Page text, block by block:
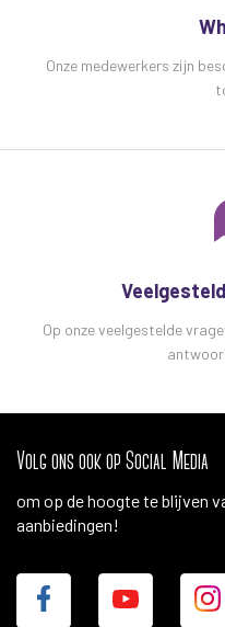
Onze medewerkers zijn
Op onze veelgestelde
Volg ons ook op Social Media
om op de hoogte te blijven
aanbiedingen!